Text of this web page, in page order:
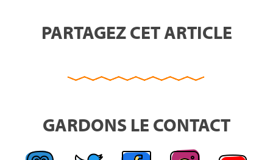
PARTAGEZ CET ARTICLE
GARDONS LE CONTACT